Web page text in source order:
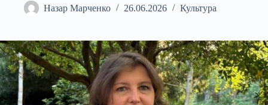
Назар Марченко 26.06.2026 Культура